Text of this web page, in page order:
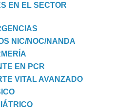
EN EL SECTOR
NIC/NOC/NANDA
EN PCR
VITAL AVANZADO